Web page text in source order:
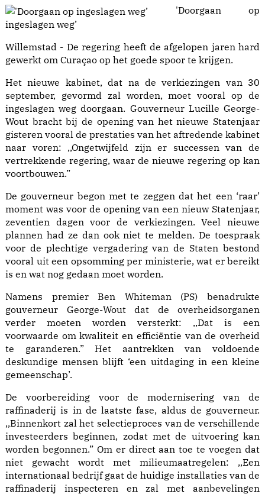
'Doorgaan op
ingeslagen weg’
Willemstad - De regering heeft de afgelopen jaren hard
gewerkt om Curaçao op het goede spoor te krijgen.
Het nieuwe kabinet, dat na de verkiezingen van 30
september, gevormd zal worden, moet vooral op de
ingeslagen weg doorgaan. Gouverneur Lucille George-
Wout bracht bij de opening van het nieuwe Statenjaar
gisteren vooral de prestaties van het aftredende kabinet
naar voren: ,,Ongetwijfeld zijn er successen van de
vertrekkende regering, waar de nieuwe regering op kan
voortbouwen.”
De gouverneur begon met te zeggen dat het een ‘raar’
moment was voor de opening van een nieuw Statenjaar,
zeventien dagen voor de verkiezingen. Veel nieuwe
plannen had ze dan ook niet te melden. De toespraak
voor de plechtige vergadering van de Staten bestond
vooral uit een opsomming per ministerie, wat er bereikt
is en wat nog gedaan moet worden.
Namens premier Ben Whiteman (PS) benadrukte
gouverneur George-Wout dat de overheidsorganen
verder moeten worden versterkt: ,,Dat is een
voorwaarde om kwaliteit en efficiëntie van de overheid
te garanderen.” Het aantrekken van voldoende
deskundige mensen blijft ‘een uitdaging in een kleine
gemeenschap’.
De voorbereiding voor de modernisering van de
raffinaderij is in de laatste fase, aldus de gouverneur.
,,Binnenkort zal het selectieproces van de verschillende
investeerders beginnen, zodat met de uitvoering kan
worden begonnen.” Om er direct aan toe te voegen dat
niet gewacht wordt met milieumaatregelen: ,,Een
internationaal bedrijf gaat de huidige installaties van de
raffinaderij inspecteren en zal met aanbevelingen